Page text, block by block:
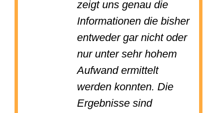
zeigt uns genau die
Informationen die bisher
entweder gar nicht oder
nur unter sehr hohem
Aufwand ermittelt
werden konnten. Die
Ergebnisse sind